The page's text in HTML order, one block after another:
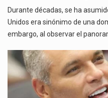
Durante décadas, se ha
Unidos era sinónimo de una
embargo, al observar el